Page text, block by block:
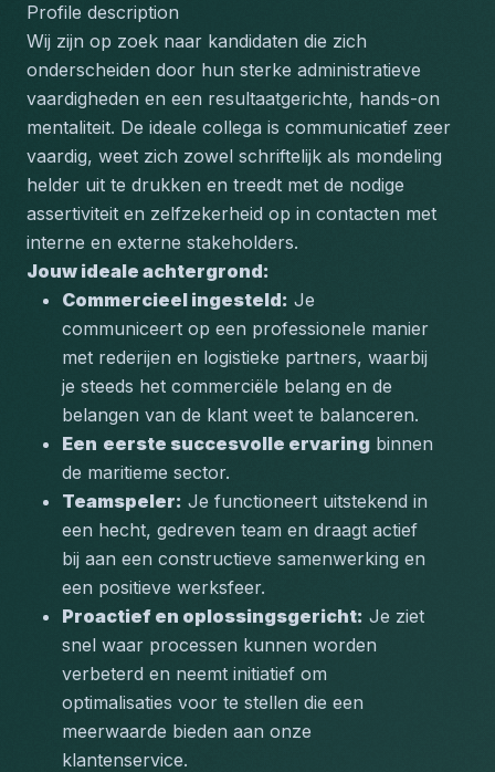
Profile description
Wij zijn op zoek naar kandidaten die zich
onderscheiden door hun sterke administratieve
vaardigheden en een resultaatgerichte, hands-on
mentaliteit. De ideale collega is communicatief zeer
vaardig, weet zich zowel schriftelijk als mondeling
helder uit te drukken en treedt met de nodige
assertiviteit en zelfzekerheid op in contacten met
interne en externe stakeholders.
Jouw ideale achtergrond:
Commercieel ingesteld: Je
communiceert op een professionele manier
met rederijen en logistieke partners, waarbij
je steeds het commerciële belang en de
belangen van de klant weet te balanceren.
Een eerste succesvolle ervaring binnen
de maritieme sector.
Teamspeler: Je functioneert uitstekend in
een hecht, gedreven team en draagt actief
bij aan een constructieve samenwerking en
een positieve werksfeer.
Proactief en oplossingsgericht: Je ziet
snel waar processen kunnen worden
verbeterd en neemt initiatief om
optimalisaties voor te stellen die een
meerwaarde bieden aan onze
klantenservice.